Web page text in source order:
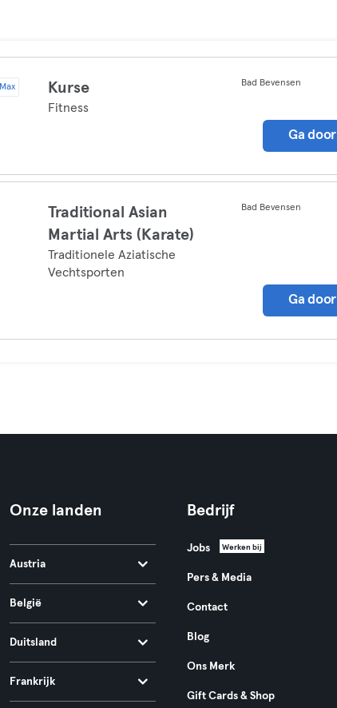
Max Kurse
Fitness
Bad Bevensen
Ga door
Traditional Asian
Martial Arts (Karate)
Traditionele Aziatische
Vechtsporten
Bad Bevensen
Ga door
Onze landen
Austria
België
Duitsland
Frankrijk
Bedrijf
Jobs Werken bij
Pers & Media
Contact
Blog
Ons Merk
Gift Cards & Shop